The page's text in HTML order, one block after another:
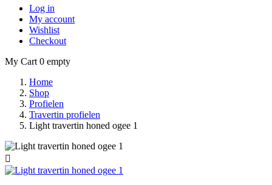
Log in
My account
Wishlist
Checkout
My Cart 0 empty
Home
Shop
Profielen
Travertin profielen
Light travertin honed ogee 1
